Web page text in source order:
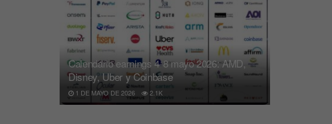
Calendario earnings 4-8 mayo 2026: AMD,
Disney, Uber y Coinbase
1 DE MAYO DE 2026 2.1K